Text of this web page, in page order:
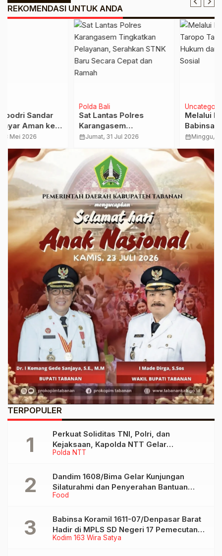
REKOMENDASI UNTUK ANDA
Sat Lantas Polres
Karangasem
Tingkatkan Pelayanan,
Serahkan STNK Baru
Secara Cepat dan
Ramah
calendar_monthJumat, 31 Jul 2026
Melalui Komsos,
Babinsa Taropo
Tanamkan Kesadaran
Hukum dan Tanggung
Jawab Sosial
calendar_monthMinggu, 26 Jul 2026
TERPOPULER
Polda NTT
Perkuat Soliditas TNI, Polri, dan
Kejaksaan, Kapolda NTT Gelar
Silaturahmi Bersama Danrem
Food
Dandim 1608/Bima Gelar Kunjungan
Silaturahmi dan Penyerahan Bantuan
Sembako di Pondok Pesantren Darul
Kodim 163 Wira Satya
Babinsa Koramil 1611-07/Denpasar Barat
Hadir di MPLS SD Negeri 17 Pemecutan,
Bekali Siswa Pemahaman Anti Bullying